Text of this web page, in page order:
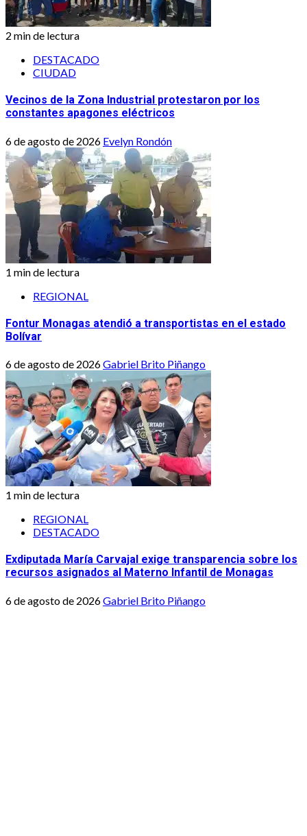
2 min de lectura
DESTACADO
CIUDAD
Vecinos de la Zona Industrial protestaron por los
constantes apagones eléctricos
6 de agosto de 2026 Evelyn Rondón
1 min de lectura
REGIONAL
Fontur Monagas atendió a transportistas en el estado
Bolívar
6 de agosto de 2026Gabriel Brito Piñango
1 min de lectura
REGIONAL
DESTACADO
Exdiputada María Carvajal exige transparencia sobre los
recursos asignados al Materno Infantil de Monagas
6 de agosto de 2026Gabriel Brito Piñango